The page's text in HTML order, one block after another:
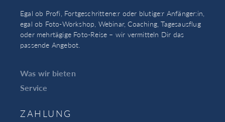
Egal ob Profi, Fortgeschrittene:r oder blutige:r Anfänger:in,
egal ob Foto-Workshop, Webinar, Coaching, Tagesausflug
oder mehrtägige Foto-Reise – wir vermitteln Dir das
passende Angebot.
Was wir bieten
Service
ZAHLUNG